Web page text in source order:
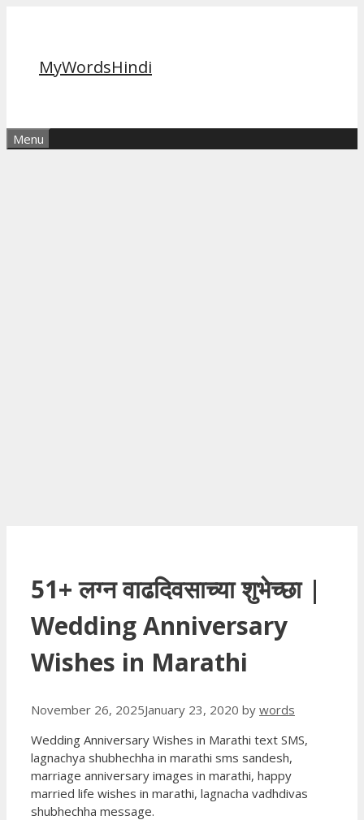
MyWordsHindi
Menu
51+ लग्न वाढदिवसाच्या शुभेच्छा |
Wedding Anniversary
Wishes in Marathi
November 26, 2025January 23, 2020 by words
Wedding Anniversary Wishes in Marathi text SMS,
lagnachya shubhechha in marathi sms sandesh,
marriage anniversary images in marathi, happy
married life wishes in marathi, lagnacha vadhdivas
shubhechha message.